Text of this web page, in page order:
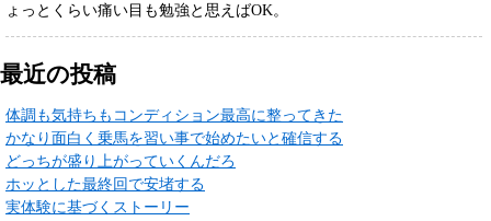
ょっとくらい痛い目も勉強と思えばOK。
最近の投稿
体調も気持ちもコンディション最高に整ってきた
かなり面白く乗馬を習い事で始めたいと確信する
どっちが盛り上がっていくんだろ
ホッとした最終回で安堵する
実体験に基づくストーリー